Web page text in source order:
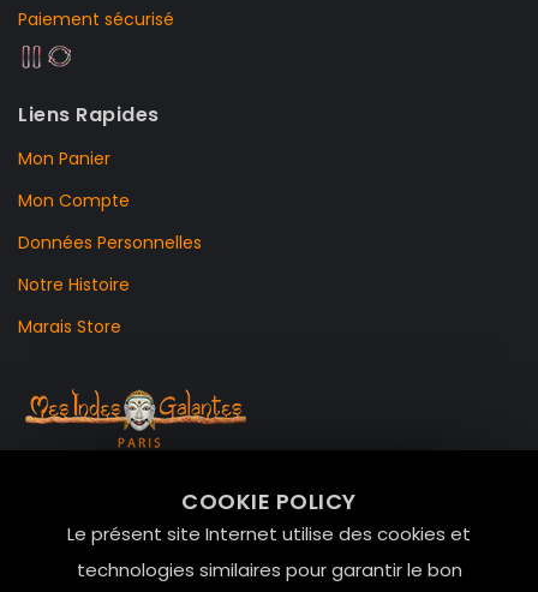
COOKIE POLICY
Le présent site Internet utilise des cookies et
technologies similaires pour garantir le bon
Paiement sécurisé
Liens Rapides
Mon Panier
Mon Compte
Données Personnelles
Notre Histoire
Marais Store
Le Marais, 75004 Paris
contact@mesindesgalantes.com